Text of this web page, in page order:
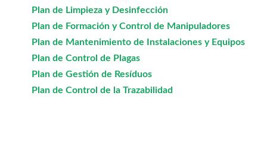
Plan de Limpieza y Desinfección
Plan de Formación y Control de Manipuladores
Plan de Mantenimiento de Instalaciones y Equipos
Plan de Control de Plagas
Plan de Gestión de Resíduos
Plan de Control de la Trazabilidad